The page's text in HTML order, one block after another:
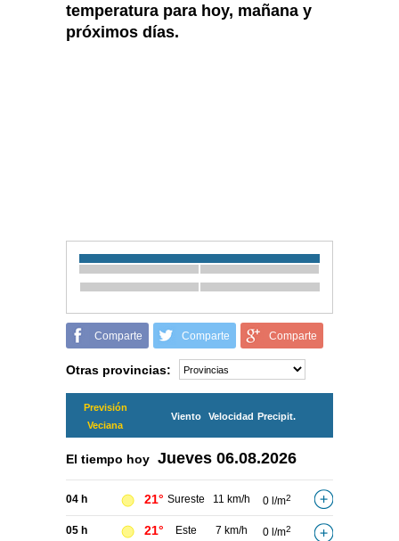
temperatura para hoy, mañana y
próximos días.
Comparte Comparte Comparte
Otras provincias:
Previsión
Veciana
Viento Velocidad Precipit.
El tiempo hoy Jueves 06.08.2026
04 h 21° Sureste 11 km/h 0 l/m2
05 h 21° Este 7 km/h 0 l/m2